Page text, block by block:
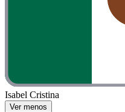
Isabel Cristina
Ver menos